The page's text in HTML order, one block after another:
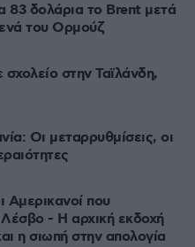
83 δολάρια το Brent μετά
του Ορμούζ
στην Ταϊλάνδη,
Οι μεταρρυθμίσεις, οι
Αμερικανοί που
- Η αρχική εκδοχή
η σιωπή στην απολογία